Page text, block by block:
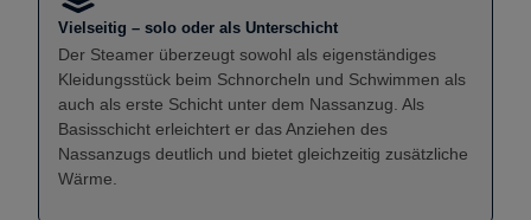
Vielseitig – solo oder als Unterschicht
Der Steamer überzeugt sowohl als eigenständiges
Kleidungsstück beim Schnorcheln und Schwimmen als
auch als erste Schicht unter dem Nassanzug. Als
Basisschicht erleichtert er das Anziehen des
Nassanzugs deutlich und bietet gleichzeitig zusätzliche
Wärme.